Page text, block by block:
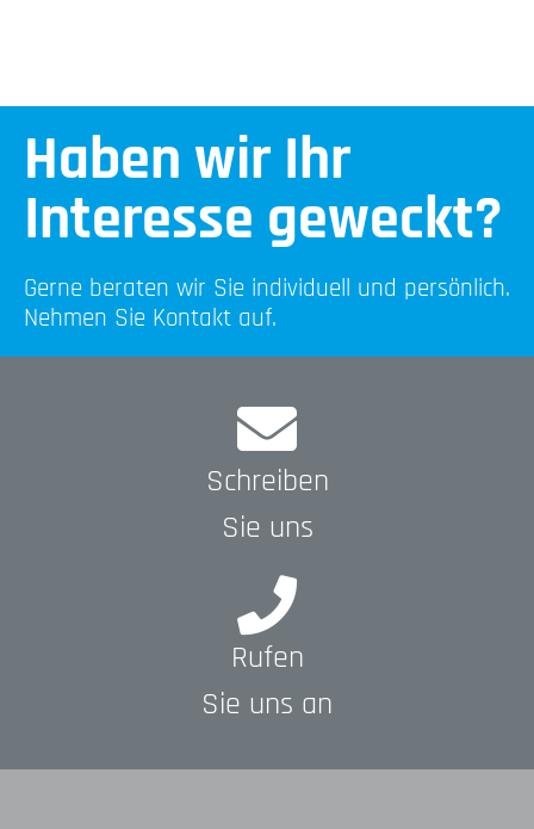
Haben wir Ihr
Interesse geweckt?
Gerne beraten wir Sie individuell und persönlich.
Nehmen Sie Kontakt auf.
Schreiben
Sie uns
Rufen
Sie uns an